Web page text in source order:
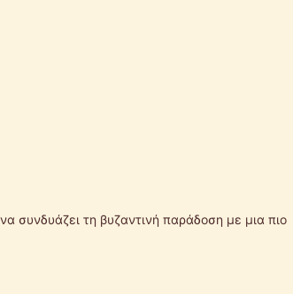
συνδυάζει τη βυζαντινή παράδοση με μια πιο